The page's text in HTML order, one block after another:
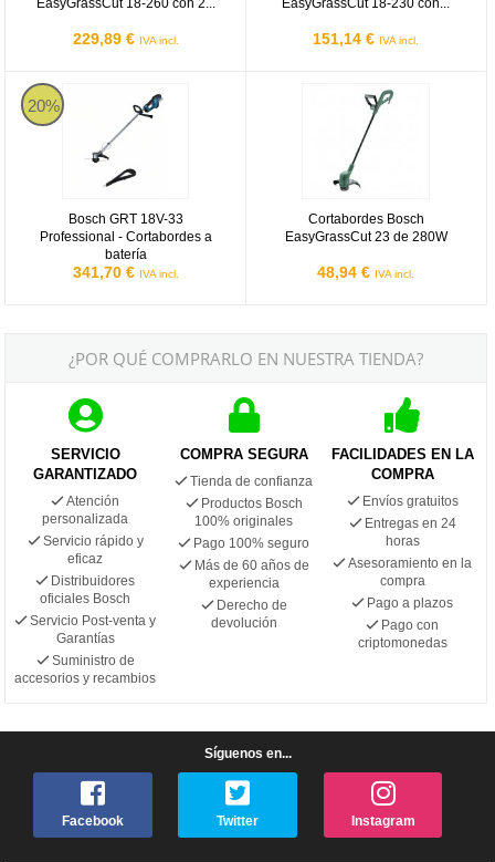
EasyGrassCut 18-260 con 2...
229,89 € IVA incl.
EasyGrassCut 18-230 con...
151,14 € IVA incl.
20%
Bosch GRT 18V-33
Professional - Cortabordes a
batería
341,70 € IVA incl.
Bosch GRT 18V-33 Professional - Cortabordes a batería
Cortabordes Bosch
EasyGrassCut 23 de 280W
48,94 € IVA incl.
¿POR QUÉ COMPRARLO EN NUESTRA TIENDA?
SERVICIO
GARANTIZADO
Atención
personalizada
Servicio rápido y
eficaz
Distribuidores
oficiales Bosch
Servicio Post-venta y
Garantías
Suministro de
accesorios y recambios
COMPRA SEGURA
Tienda de confianza
Productos Bosch
100% originales
Pago 100% seguro
Más de 60 años de
experiencia
Derecho de
devolución
FACILIDADES EN LA
COMPRA
Envíos gratuitos
Entregas en 24
horas
Asesoramiento en la
compra
Pago a plazos
Pago con
criptomonedas
Síguenos en...
Facebook Twitter Instagram